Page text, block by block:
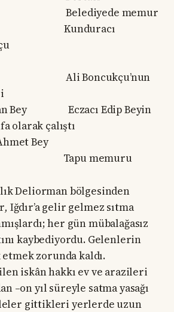
Belediyede memur
Kunduracı
Ali Boncukçu’nun
Bey Eczacı Edip Beyin
olarak çalıştı
Bey
Tapu memuru
Deliorman bölgesinden
, Iğdır’a gelir gelmez sıtma
her gün mübalağasız
kaybediyordu. Gelenlerin
etmek zorunda kaldı.
iskân hakkı ev ve arazileri
–on yıl süreyle satma yasağı
gittikleri yerlerde uzun